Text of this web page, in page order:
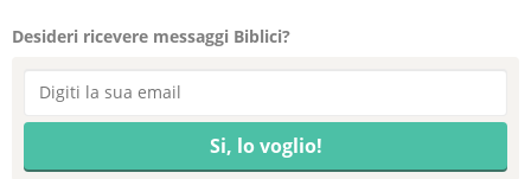
Desideri ricevere messaggi Biblici?